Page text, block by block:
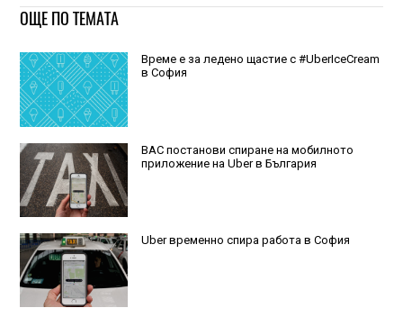
ОЩЕ ПО ТЕМАТА
Време е за ледено щастие с #UberIceCream
в София
ВАС постанови спиране на мобилното
приложение на Uber в България
Uber временно спира работа в София